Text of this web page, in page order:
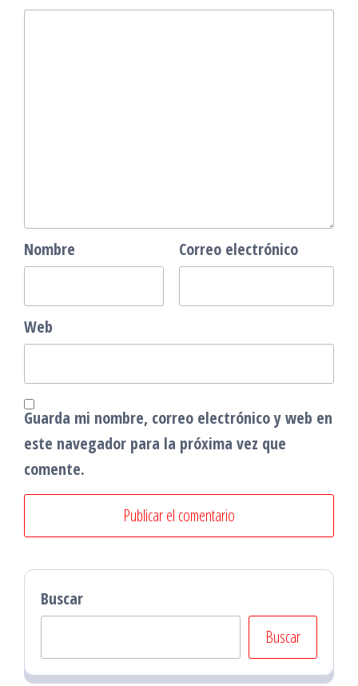
Nombre Correo electrónico
Web
Guarda mi nombre, correo electrónico y web en
este navegador para la próxima vez que
comente.
Buscar
Buscar